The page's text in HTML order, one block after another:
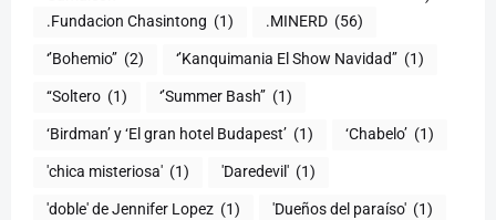
.Fundacion Chasintong (1) .MINERD (56)
‘’Bohemio’’ (2) ‘’Kanquimania El Show Navidad’’ (1)
‘‘Soltero (1) ‘’Summer Bash’’ (1)
‘Birdman’ y ‘El gran hotel Budapest’ (1) ‘Chabelo’ (1)
'chica misteriosa' (1) 'Daredevil' (1)
'doble' de Jennifer Lopez (1) 'Dueños del paraíso' (1)